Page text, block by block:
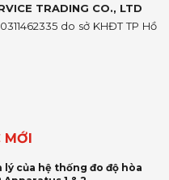
TRADING CO., LTD
do sở KHĐT TP Hồ
MỚI
lý của hệ thống đo độ hòa